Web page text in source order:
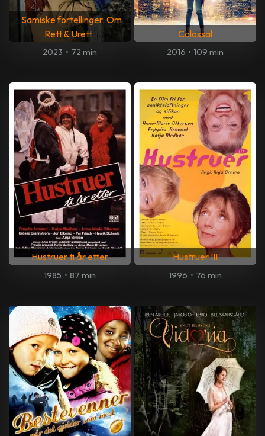
Samiske fortellinger: Om
Rett & Urett
2023 • 72 min
Colossal
2016 • 109 min
Hustruer ti år etter
1985 • 87 min
Hustruer III
1996 • 76 min